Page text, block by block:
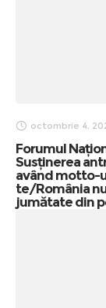
octombrie 4,
Forumul
Susținerea
având motto-
te/România
jumătate din